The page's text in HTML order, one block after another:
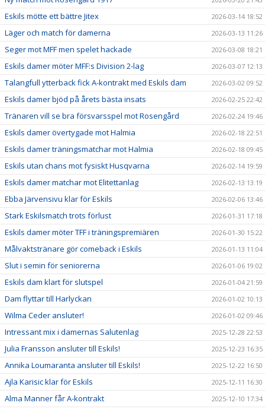
Eskils mötte ett bättre Jitex 2026-03-14 18:52
Läger och match för damerna 2026-03-13 11:26
Seger mot MFF men spelet hackade 2026-03-08 18:21
Eskils damer möter MFF:s Division 2-lag 2026-03-07 12:13
Talangfull ytterback fick A-kontrakt med Eskils dam 2026-03-02 09:52
Eskils damer bjöd på årets bästa insats 2026-02-25 22:42
Tränaren vill se bra försvarsspel mot Rosengård 2026-02-24 19:46
Eskils damer övertygade mot Halmia 2026-02-18 22:51
Eskils damer träningsmatchar mot Halmia 2026-02-18 09:45
Eskils utan chans mot fysiskt Husqvarna 2026-02-14 19:59
Eskils damer matchar mot Elitettanlag 2026-02-13 13:19
Ebba Järvensivu klar för Eskils 2026-02-06 13:46
Stark Eskilsmatch trots förlust 2026-01-31 17:18
Eskils damer möter TFF i träningspremiären 2026-01-30 15:22
Målvaktstränare gör comeback i Eskils 2026-01-13 11:04
Slut i semin för seniorerna 2026-01-06 19:02
Eskils dam klart för slutspel 2026-01-04 21:59
Dam flyttar till Harlyckan 2026-01-02 10:13
Wilma Ceder ansluter! 2026-01-02 09:46
Intressant mix i damernas Salutenlag 2025-12-28 22:53
Julia Fransson ansluter till Eskils! 2025-12-23 16:35
Annika Loumaranta ansluter till Eskils! 2025-12-22 16:50
Ajla Karisic klar för Eskils 2025-12-11 16:30
Alma Manner får A-kontrakt 2025-12-10 17:34